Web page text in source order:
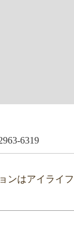
6319
はアイライフ